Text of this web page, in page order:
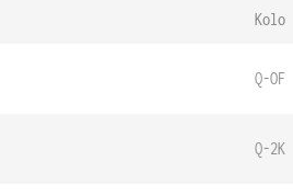
Kolo
Q-OF
Q-2K